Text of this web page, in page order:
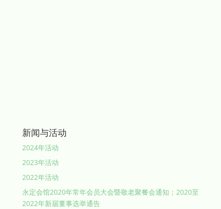
新闻与活动
2024年活动
2023年活动
2022年活动
永定会馆2020年常年会员大会暨敬老聚餐会通知；2020至
2022年新届董事选举通告